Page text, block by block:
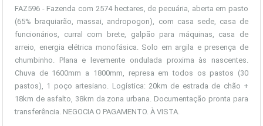
FAZ596 - Fazenda com 2574 hectares, de pecuária, aberta em pasto
(65% braquiarão, massai, andropogon), com casa sede, casa de
funcionários, curral com brete, galpão para máquinas, casa de
arreio, energia elétrica monofásica. Solo em argila e presença de
chumbinho. Plana e levemente ondulada proxima às nascentes.
Chuva de 1600mm a 1800mm, represa em todos os pastos (30
pastos), 1 poço artesiano. Logística: 20km de estrada de chão +
18km de asfalto, 38km da zona urbana. Documentação pronta para
transferência. NEGOCIA O PAGAMENTO. À VISTA.